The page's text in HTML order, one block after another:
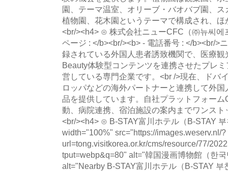
園、テーマ温室、オリーブ・バオバブ園、
植物園、花木園というテーマで構成され、
<br/><h4> ⊙ 株式会社ニューCFC（㈜뉴씨에
ページ : </b><br/><b> - 電話番号 : </b><br/>
録されている外国人患者誘致機関で、医療
Beauty体験型コンテンツを連携させたプレ
営している専門企業です。<br />現在、ドバ
ロッパなどの海外パートナーと連携して外
品を提供しています。自社プラットフォー
動、病院連携、宿泊施設の案内までワンス
<br/><h4> ⊙ B-STAY富川ホテル（B-STAY
width="100%" src="https://images.weserv.nl/?
url=tong.visitkorea.or.kr/cms/resource/77/
tput=webp&q=80" alt="韓国漫画博物館（한
alt="Nearby B-STAY富川ホテル（B-STAY